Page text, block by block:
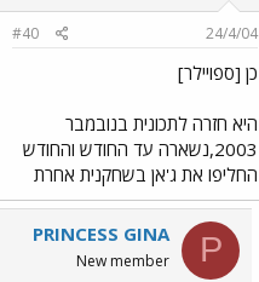
24/4/04
#40
כן [ספויילר]
היא חזרה לתכונית בנובמבר
2003,נשארה עד החודש והחודש
החליפו את ג'אן בשחקנית אחרת
P
PRINCESS GINA
New member